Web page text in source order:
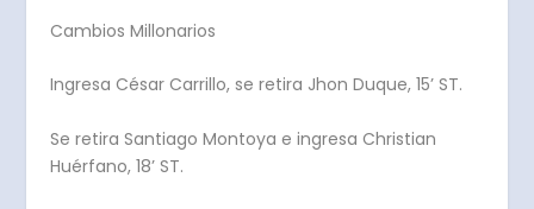
Cambios Millonarios
Ingresa César Carrillo, se retira Jhon Duque, 15’ ST.
Se retira Santiago Montoya e ingresa Christian
Huérfano, 18’ ST.